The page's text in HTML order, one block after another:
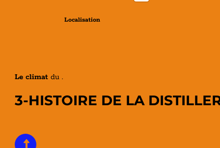
Localisation
Le climat du .
3-HISTOIRE DE LA